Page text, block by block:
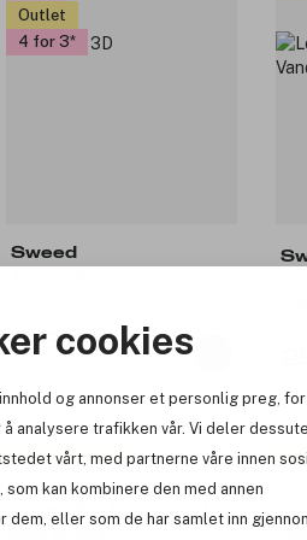
cookies
og annonser et personlig preg, for
analysere trafikken vår. Vi deler
vårt, med partnerne våre innen
kan kombinere den med annen
eller som de har samlet inn
Outlet
4 for 3
Sweed
185 kr
Få 10% bonus